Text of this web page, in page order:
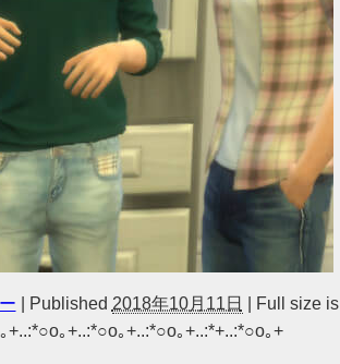
Published 2018年10月11日 Full size is
+..:*○o｡+..:*○o｡+..:*○o｡+..:*+..:*○o｡+